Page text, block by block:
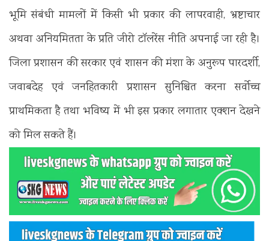
भूमि संबंधी मामलों में किसी भी प्रकार की लापरवाही, भ्रष्टाचार
अथवा अनियमितता के प्रति जीरो टॉलरेंस नीति अपनाई जा रही है।
जिला प्रशासन की सरकार एवं शासन की मंशा के अनुरूप पारदर्शी,
जवाबदेह एवं जनहितकारी प्रशासन सुनिश्चित करना सर्वाेच्च
प्राथमिकता है तथा भविष्य में भी इस प्रकार लगातार एक्शन देखने
को मिल सकते हैं।